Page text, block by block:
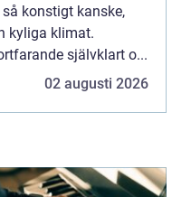
konstigt kanske,
kyliga klimat.
självklart o...
02 augusti 2026